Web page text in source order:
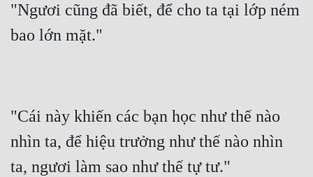
"Ngươi cũng đã biết, để cho ta tại lớp ném
bao lớn mặt."
"Cái này khiến các bạn học như thế nào
nhìn ta, để hiệu trưởng như thế nào nhìn
ta, ngươi làm sao như thế tự tư."